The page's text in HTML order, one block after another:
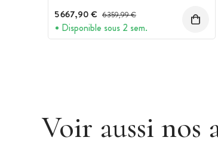
5 667,90 € Prix avant réduction :
6 359,99 €
Disponible sous 2 sem.
Voir aussi nos